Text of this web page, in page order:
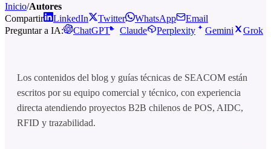
Inicio/Autores
Compartir
LinkedIn Twitter WhatsApp
Email
Preguntar a IA:
ChatGPT Claude Perplexity Gemini Grok
Los contenidos del blog y guías técnicas de SEACOM están
escritos por su equipo comercial y técnico, con experiencia
directa atendiendo proyectos B2B chilenos de POS, AIDC,
RFID y trazabilidad.